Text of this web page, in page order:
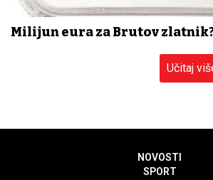
Milijun eura za Brutov
Učitaj
NOVOSTI
SPORT